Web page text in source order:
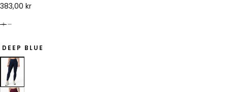
383,00
Ordinarie
383,00 kr
DEEP BLUE